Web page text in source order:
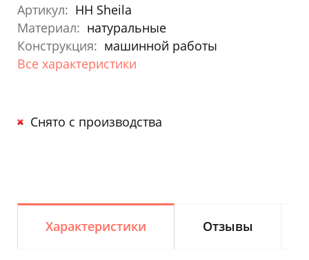
Артикул: HH Sheila
Материал: натуральные
Конструкция: машинной работы
Все характеристики
Снято с производства
Характеристики Отзывы